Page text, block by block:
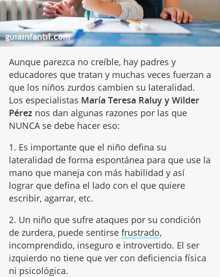
Aunque parezca no creíble, hay padres y
educadores que tratan y muchas veces fuerzan a
que los niños zurdos cambien su lateralidad.
Los especialistas María Teresa Raluy y Wilder
Pérez nos dan algunas razones por las que
NUNCA se debe hacer eso:
1. Es importante que el niño defina su
lateralidad de forma espontánea para que use la
mano que maneja con más habilidad y así
lograr que defina el lado con el que quiere
escribir, agarrar, etc.
2. Un niño que sufre ataques por su condición
de zurdera, puede sentirse frustrado,
incomprendido, inseguro e introvertido. El ser
izquierdo no tiene que ver con deficiencia física
ni psicológica.